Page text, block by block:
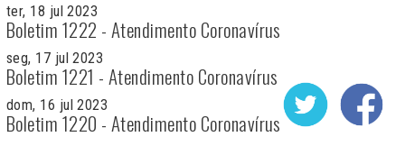
ter, 18 jul 2023
Boletim 1222 - Atendimento Coronavírus
seg, 17 jul 2023
Boletim 1221 - Atendimento Coronavírus
dom, 16 jul 2023
Boletim 1220 - Atendimento Coronavírus